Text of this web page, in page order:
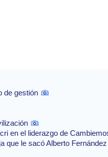
de gestión
en el liderazgo de
que le sacó Alberto